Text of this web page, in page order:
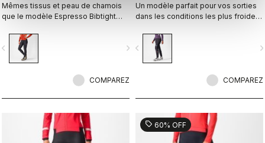
Mêmes tissus et peau de chamois
que le modèle Espresso Bibtight
poches latérales. Le tissu
Thermoflex est adapté aux
conditions fraîches à froides.
navigate_next
COMPAREZ
Un modèle parfait pour vos sorties
dans les conditions les plus froides,
Polartec® AirCore™, son dos en
Thermoflex et le confort de la peau
de chamois sans coutures KISS Air2
navigate_before
COMPAREZ
sell 60% OFF